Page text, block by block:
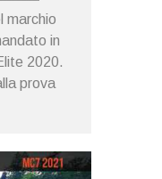
marchio
in
2020.
prova